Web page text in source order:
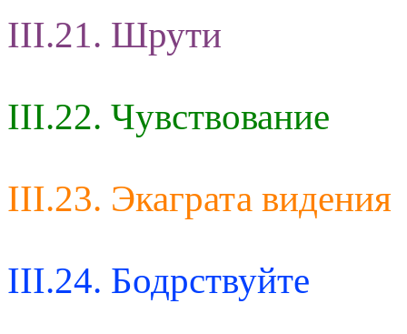
III.21. Шрути
III.22. Чувствование
III.23. Экаграта видения
III.24. Бодрствуйте